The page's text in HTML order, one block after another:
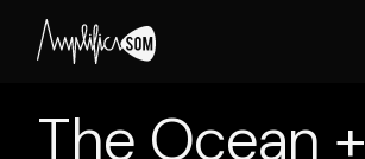
content
The Ocean +